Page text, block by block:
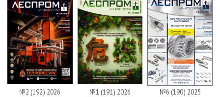
№2 (192) 2026 №1 (191) 2026 №6 (190) 2025